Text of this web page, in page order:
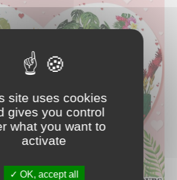
site uses cookies
gives you control
what you want to
activate
OK, accept all